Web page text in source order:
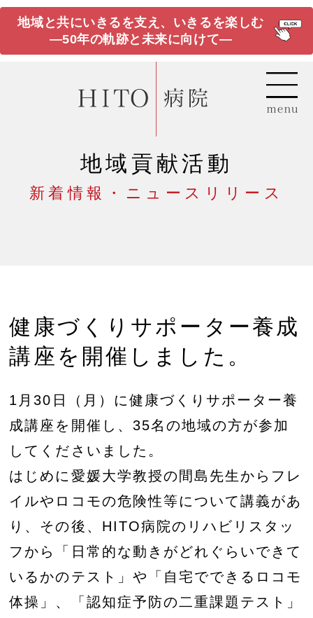
地域と共にいきるを支え、いきるを楽しむ
―50年の軌跡と未来に向けて―
地域貢献活動
新着情報・ニュースリリース
健康づくりサポーター養成
講座を開催しました。
1月30日（月）に健康づくりサポーター養
成講座を開催し、35名の地域の方が参加
してくださいました。
はじめに愛媛大学教授の間島先生からフレ
イルやロコモの危険性等について講義があ
り、その後、HITO病院のリハビリスタッ
フから「日常的な動きがどれぐらいできて
いるかのテスト」や「自宅でできるロコモ
体操」、「認知症予防の二重課題テスト」